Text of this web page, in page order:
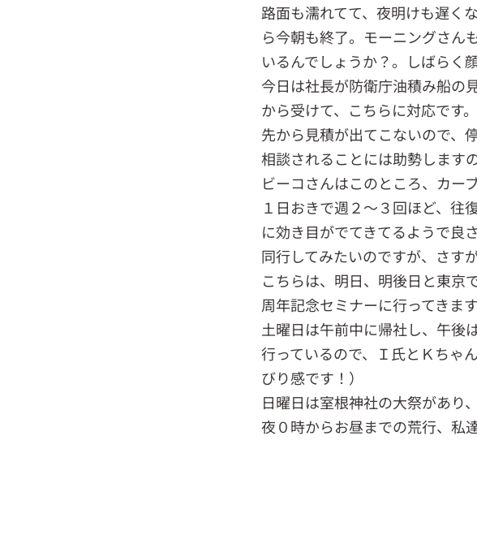
路面も濡れてて、夜明けも遅く
ら今朝も終了。モーニングさん
いるんでしょうか？。しばらく
今日は社長が防衛庁油積み船の
から受けて、こちらに対応です
先から見積が出てこないので、
相談されることには助勢します
ビーコさんはこのところ、カー
１日おきで週２～３回ほど、往
に効き目がでてきてるようで良
同行してみたいのですが、さす
こちらは、明日、明後日と東京
周年記念セミナーに行ってきま
土曜日は午前中に帰社し、午後
行っているので、Ｉ氏とＫちゃ
びり感です！）
日曜日は室根神社の大祭があり
夜０時からお昼までの荒行、私